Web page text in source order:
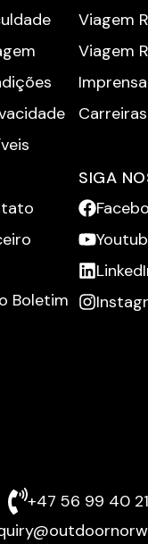
Viagem
Viagem
Imprensa
Carreiras
Boletim
SIGA
+47 56 99 40 21